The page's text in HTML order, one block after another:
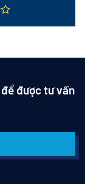
được tư vấn